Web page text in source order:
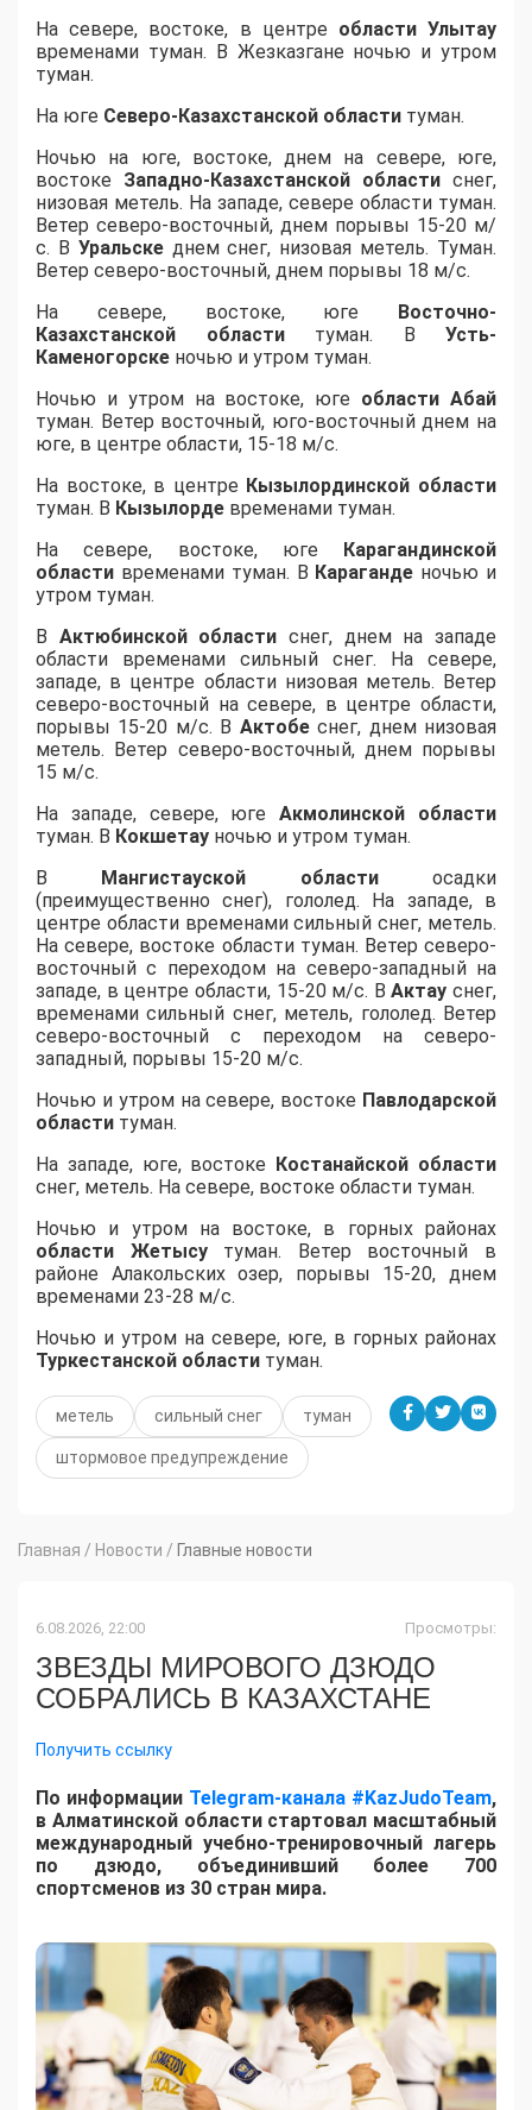
На севере, востоке, в центре области Улытау
временами туман. В Жезказгане ночью и утром
туман.
На юге Северо-Казахстанской области туман.
Ночью на юге, востоке, днем на севере, юге,
востоке Западно-Казахстанской области снег,
низовая метель. На западе, севере области туман.
Ветер северо-восточный, днем порывы 15-20 м/
с. В Уральскеднем снег, низовая метель. Туман.
Ветер северо-восточный, днем порывы 18 м/с.
На севере, востоке, юге Восточно-
Казахстанской облаституман. В Усть-
Каменогорске ночью и утром туман.
Ночью и утром на востоке, юге области Абай
туман. Ветер восточный, юго-восточный днем на
юге, в центре области, 15-18 м/с.
На востоке, в центре Кызылординской области
туман. В Кызылорде временами туман.
На севере, востоке, юге Карагандинской
области временами туман. В Караганде ночью и
утром туман.
В Актюбинской области снег, днем на западе
области временами сильный снег. На севере,
западе, в центре области низовая метель. Ветер
северо-восточный на севере, в центре области,
порывы 15-20 м/с. В Актобеснег, днем низовая
метель. Ветер северо-восточный, днем порывы
15 м/с.
На западе, севере, югеАкмолинской области
туман. В Кокшетау ночью и утром туман.
В Мангистауской областиосадки
(преимущественно снег), гололед. На западе, в
центре области временами сильный снег, метель.
На севере, востоке области туман. Ветер северо-
восточный с переходом на северо-западный на
западе, в центре области, 15-20 м/с. ВАктау снег,
временами сильный снег, метель, гололед. Ветер
северо-восточный с переходом на северо-
западный, порывы 15-20 м/с.
Ночью и утром на севере, востоке Павлодарской
области туман.
На западе, юге, востоке Костанайской области
снег, метель. На севере, востоке области туман.
Ночью и утром на востоке, в горных районах
области
Жетысутуман. Ветер восточный в
районе Алакольских озер, порывы 15-20, днем
временами 23-28 м/с.
Ночью и утром на севере, юге, в горных районах
Туркестанской области туман.
метель сильный снег туман
штормовое предупреждение
Главная / Новости / Главные новости
6.08.2026, 22:00 Просмотры:
ЗВЕЗДЫ МИРОВОГО ДЗЮДО
СОБРАЛИСЬ В КАЗАХСТАНЕ
Получить ссылку
По информации Telegram-канала #KazJudoTeam,
в Алматинской области стартовал масштабный
международный учебно-тренировочный лагерь
по дзюдо, объединивший более 700
спортсменов из 30 стран мира.